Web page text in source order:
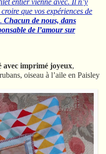
entier vienne avec. Il n’y
que vos expériences de
Chacun de nous, dans
de l’amour sur
avec imprimé joyeux,
oiseau à l’aile en Paisley